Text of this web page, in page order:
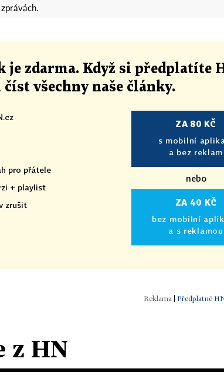
zprávách.
je zdarma. Když si předplatíte
číst všechny naše články.
pro přátele
+ playlist
zrušit
ZA 80 KČ
s mobilní
a bez reklam
nebo
ZA 40 KČ
bez mobilní
a s reklamou
Předplatné
z HN